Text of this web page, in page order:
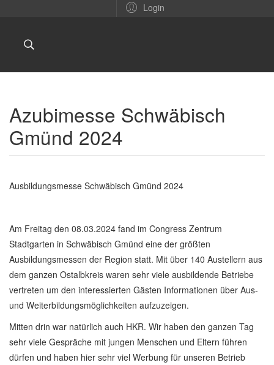
Login
Azubimesse Schwäbisch
Gmünd 2024
Ausbildungsmesse Schwäbisch Gmünd 2024
Am Freitag den 08.03.2024 fand im Congress Zentrum
Stadtgarten in Schwäbisch Gmünd eine der größten
Ausbildungsmessen der Region statt. Mit über 140 Austellern aus
dem ganzen Ostalbkreis waren sehr viele ausbildende Betriebe
vertreten um den interessierten Gästen Informationen über Aus-
und Weiterbildungsmöglichkeiten aufzuzeigen.
Mitten drin war natürlich auch HKR. Wir haben den ganzen Tag
sehr viele Gespräche mit jungen Menschen und Eltern führen
dürfen und haben hier sehr viel Werbung für unseren Betrieb